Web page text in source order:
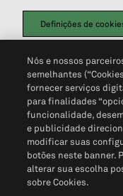
Definições de
Política de Privacidade
Não Venda Minhas
Nós e nossos
semelhantes
fornecer serviços
para finalidades
funcionalidade,
e publicidade
modificar suas
botões neste banner.
alterar sua escolha
sobre Cookies.